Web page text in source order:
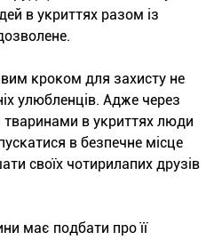
в укриттях разом із
кроком для захисту не
улюбленців. Адже через
тваринами в укриттях люди
в безпечне місце
своїх чотирилапих друзів
має подбати про її